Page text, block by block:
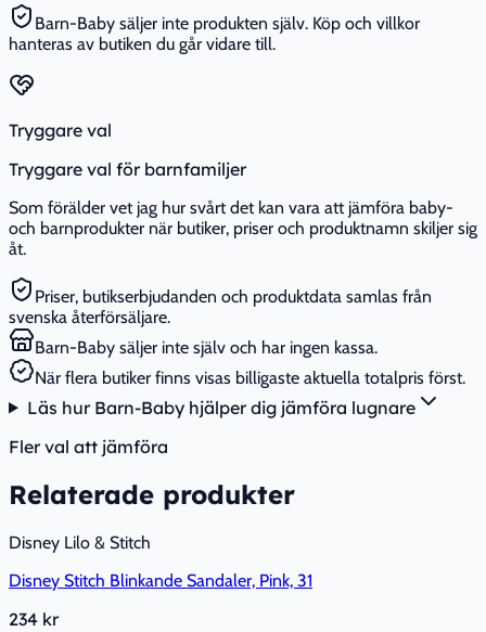
Barn-Baby säljer inte produkten själv. Köp och villkor
hanteras av butiken du går vidare till.
Tryggare val
Tryggare val för barnfamiljer
Som förälder vet jag hur svårt det kan vara att jämföra baby-
och barnprodukter när butiker, priser och produktnamn skiljer sig
åt.
Priser, butikserbjudanden och produktdata samlas från
svenska återförsäljare.
Barn-Baby säljer inte själv och har ingen kassa.
När flera butiker finns visas billigaste aktuella totalpris först.
Läs hur Barn-Baby hjälper dig jämföra lugnare
Fler val att jämföra
Relaterade produkter
Disney Lilo & Stitch
Disney Stitch Blinkande Sandaler, Pink, 31
234 kr